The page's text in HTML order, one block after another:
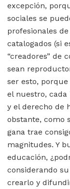
excepción,
sociales se
profesionales
catalogados (si
“creadores” de
sean
ser esto,
el nuestro,
y el derecho de
obstante, como
gana trae
magnitudes. Y
educación,
considerando
crearlo y